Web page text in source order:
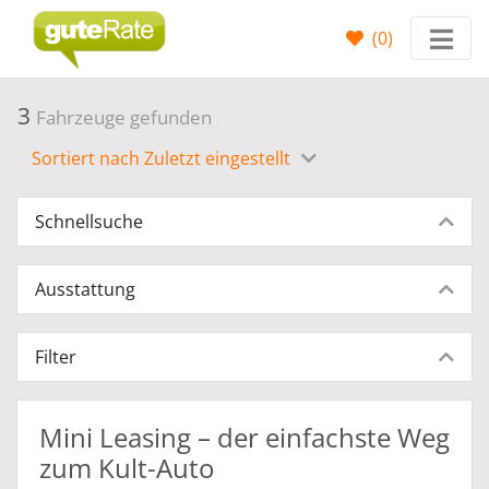
(0)
3 Fahrzeuge gefunden
Sortiert nach Zuletzt eingestellt
Schnellsuche
Ausstattung
Filter
Mini Leasing – der einfachste Weg
zum Kult-Auto